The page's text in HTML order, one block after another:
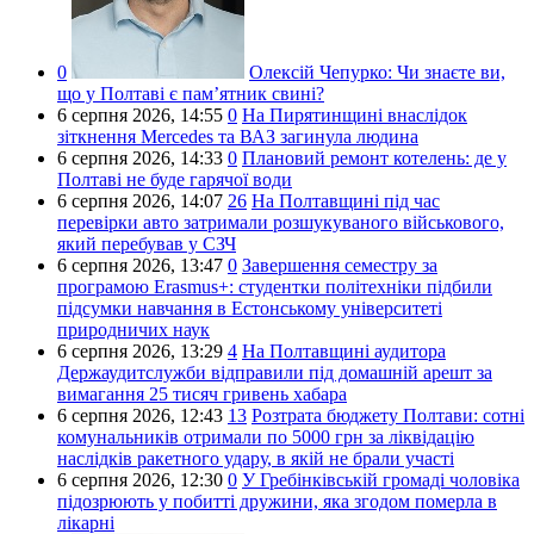
0 Олексій Чепурко: Чи знаєте ви,
що у Полтаві є пам’ятник свині?
6 серпня 2026, 14:55 0 На Пирятинщині внаслідок
зіткнення Mercedes та ВАЗ загинула людина
6 серпня 2026, 14:33 0 Плановий ремонт котелень: де у
Полтаві не буде гарячої води
6 серпня 2026, 14:07 26 На Полтавщині під час
перевірки авто затримали розшукуваного військового,
який перебував у СЗЧ
6 серпня 2026, 13:47 0 Завершення семестру за
програмою Erasmus+: студентки політехніки підбили
підсумки навчання в Естонському університеті
природничих наук
6 серпня 2026, 13:29 4 На Полтавщині аудитора
Держаудитслужби відправили під домашній арешт за
вимагання 25 тисяч гривень хабара
6 серпня 2026, 12:43 13 Розтрата бюджету Полтави: сотні
комунальників отримали по 5000 грн за ліквідацію
наслідків ракетного удару, в якій не брали участі
6 серпня 2026, 12:30 0 У Гребінківській громаді чоловіка
підозрюють у побитті дружини, яка згодом померла в
лікарні